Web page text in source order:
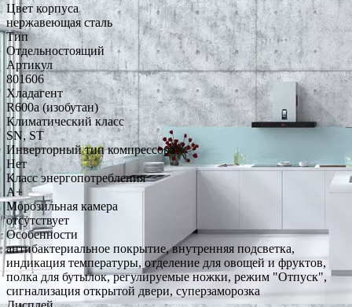
Цвет корпуса
нержавеющая сталь
Тип
Отдельностоящий
Артикул
801606
Хладагент
R600a (изобутан)
Климатический класс
SN, ST
Инверторный тип компрессора
Нет
Класс энергопотребления
A+
Морозильная камера
отсутствует
Особенности
антибактериальное покрытие, внутренняя подсветка,
индикация температуры, отделение для овощей и фруктов,
полка для бутылок, регулируемые ножки, режим "Отпуск",
сигнализация открытой двери, суперзаморозка